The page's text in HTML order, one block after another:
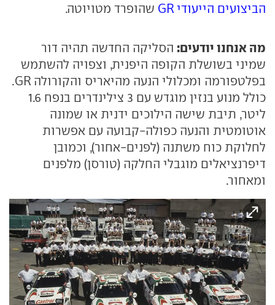
הביצועים הייעודי GR
שהופרד מטויוטה.
מה אנחנו יודעים: הסליקה החדשה תהיה דור
שמיני בשושלת הקופה היפנית, וצפויה להשתמש
בפלטפורמה ומכלולי הנעה מהיאריס והקורולה GR.
כולל מנוע בנזין מוגדש עם 3 צילינדרים בנפח 1.6
ליטר, תיבת שישה הילוכים ידנית או שמונה
אוטומטית והנעה כפולה-קבועה עם אפשרות
לחלוקת כוח משתנה (לפנים-אחור), וכמובן
דיפרנציאלים מוגבלי החלקה (טורסן) מלפנים
ומאחור.